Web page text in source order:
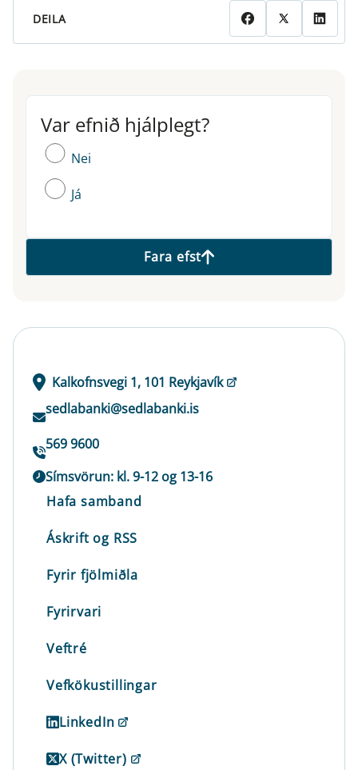
DEILA
Var efnið hjálplegt?
Var efnið hjálplegt?
Nei
Já
Fara efst
Kalkofnsvegi 1, 101 Reykjavík
sedlabanki@sedlabanki.is
569 9600
Símsvörun: kl. 9-12 og 13-16
Hafa samband
Áskrift og RSS
Fyrir fjölmiðla
Fyrirvari
Veftré
Vefkökustillingar
LinkedIn
X (Twitter)